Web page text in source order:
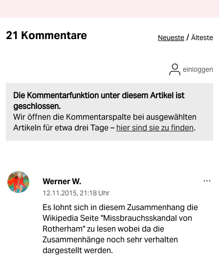
21 Kommentare Neueste / Älteste
Die Kommentarfunktion unter diesem Artikel ist
geschlossen.
Wir öffnen die Kommentarspalte bei ausgewählten
Artikeln für etwa drei Tage – hier sind sie zu finden.
einloggen
Werner W.
12.11.2015, 21:18 Uhr
Es lohnt sich in diesem Zusammenhang die
Wikipedia Seite "Missbrauchsskandal von
Rotherham" zu lesen wobei da die
Zusammenhänge noch sehr verhalten
dargestellt werden.